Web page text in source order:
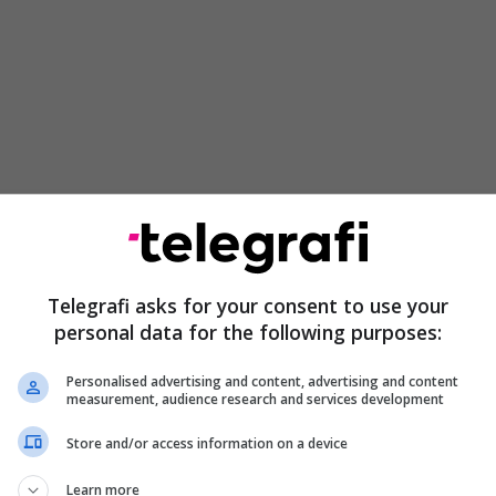
dashurinë, e cila ka përfunduar mes një çifti.
punën edhe për këngë të tjera, të cilat do t’i
të ardhshëm. /Telegrafi/
Telegrafi asks for your consent to use your
personal data for the following purposes:
Personalised advertising and content, advertising and content
measurement, audience research and services development
Store and/or access information on a device
Learn more